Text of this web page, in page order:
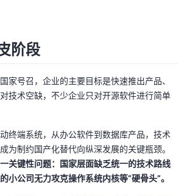
阶段
家号召，企业的主要目标是快速推出产品、
技术空缺，不少企业只对开源软件进行简单
终端系统，从办公软件到数据库产品，技术
为制约国产化替代向纵深发展的关键瓶颈。
关键性问题：国家层面缺乏统一的技术路线
小公司无力攻克操作系统内核等“硬骨头”。